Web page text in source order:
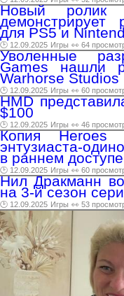
Новый ролик
демонстрирует
для PS5 и
🕑 12.09.2025 Игры 👀 64
Уволенные
Games нашли
Warhorse Studios
🕑 12.09.2025 Игры 👀 60
HMD
$100
🕑 12.09.2025 Игры 👀 46
Копия
энтузиаста-
в раннем доступе
🕑 12.09.2025 Игры 👀 60
Нил Дракманн
на 3-й сезон
🕑 12.09.2025 Игры 👀 53